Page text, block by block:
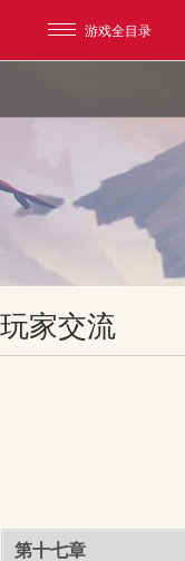
游戏全目录
玩家交流
第十七章